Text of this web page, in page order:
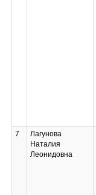
7
Лагунова
Наталия
Леонидовна